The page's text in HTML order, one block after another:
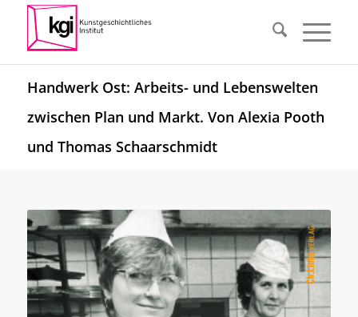
Handwerk Ost: Arbeits- und Lebenswelten
zwischen Plan und Markt. Von Alexia Pooth
und Thomas Schaarschmidt